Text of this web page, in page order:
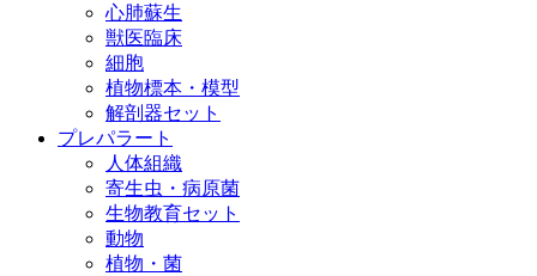
心肺蘇生
獣医臨床
細胞
植物標本・模型
解剖器セット
プレパラート
人体組織
寄生虫・病原菌
生物教育セット
動物
植物・菌